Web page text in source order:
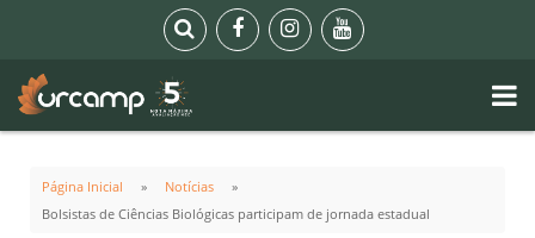
Página Inicial
Notícias
Bolsistas de Ciências Biológicas participam de jornada estadual